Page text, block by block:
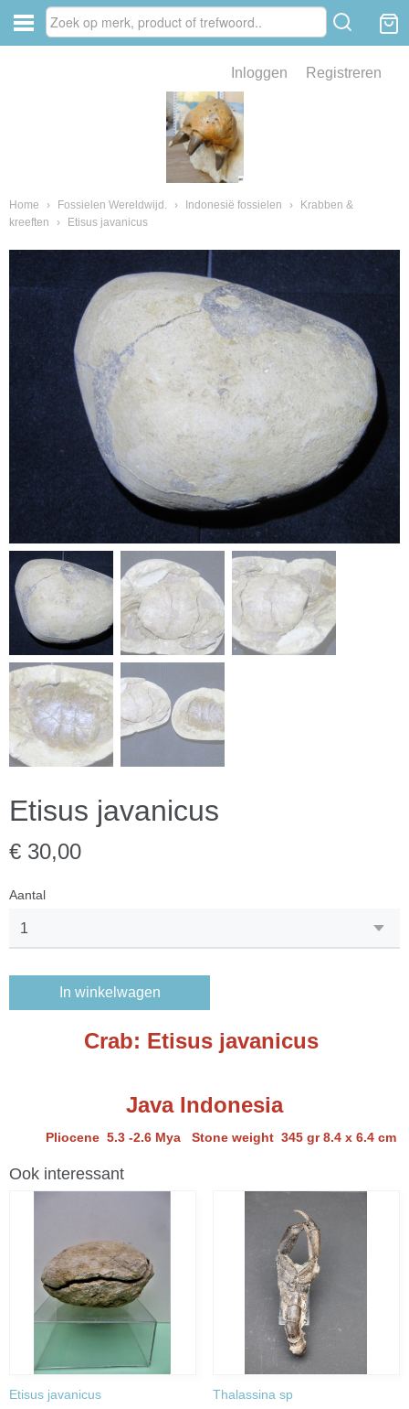
Inloggen Registreren
Home › Fossielen Wereldwijd. › Indonesië fossielen ›
Krabben &
kreeften
› Etisus javanicus
Etisus javanicus
€ 30,00
Aantal
In winkelwagen
Crab: Etisus javanicus
Java Indonesia
Pliocene 5.3 -2.6 Mya Stone weight 345 gr 8.4 x 6.4 cm
Ook interessant
Etisus javanicus Thalassina sp
van fossielen en mineralen